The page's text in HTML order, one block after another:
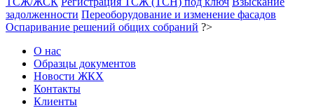
задолженности Переоборудование и изменение фасадов
Оспаривание решений общих собраний ?>
О нас
Образцы документов
Новости ЖКХ
Контакты
Клиенты